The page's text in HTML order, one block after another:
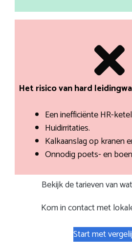
Het risico van hard
Een inefficiënte HR-
Huidirritaties.
Kalkaanslag op kranen
Onnodig poets- en
Bekijk de tarieven van
Kom in contact met
Start met